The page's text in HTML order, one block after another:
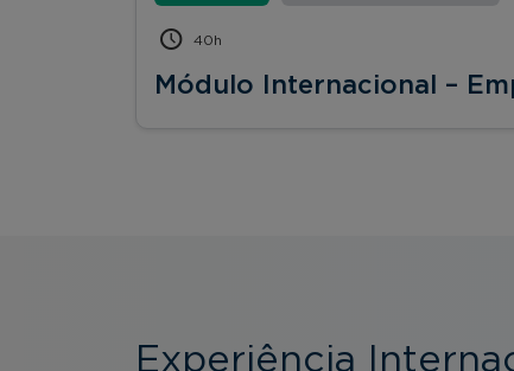
40h
Módulo Internacional –
Experiência